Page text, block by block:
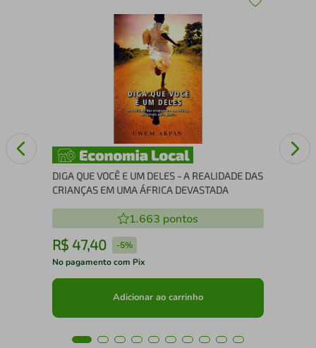
DIGA QUE VOCÊ E UM DELES - A REALIDADE DAS
CRIANÇAS EM UMA ÁFRICA DEVASTADA
1.663 pontos
R$ 47,40 -5%
No pagamento com Pix
Adicionar ao carrinho